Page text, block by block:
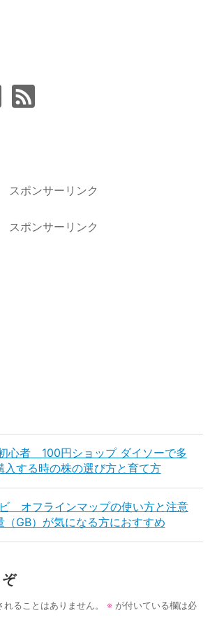
スポンサーリンク
スポンサーリンク
心者 100円ショップ ダイソーで多
入する時の株の選び方と育て方
オフラインマップの使い方と注意
GB）が気になる方におすすめ
ることはありません。 ※ が付いている欄は必